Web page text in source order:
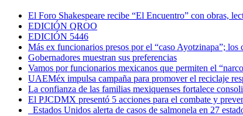
El Foro Shakespeare recibe “El Encuentro” con obras,
EDICIÓN QROO
EDICIÓN 5446
Más ex funcionarios presos por el “caso Ayotzinapa”; los
Gobernadores muestran sus preferencias
Vamos por funcionarios mexicanos que permiten el
UAEMéx impulsa campaña para promover el reciclaje
La confianza de las familias mexiquenses fortalece
El PJCDMX presentó 5 acciones para el combate y
Estados Unidos alerta de casos de salmonela en 27